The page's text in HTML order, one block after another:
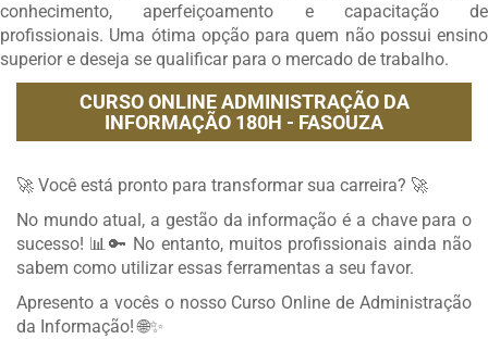
conhecimento, aperfeiçoamento e capacitação de
profissionais. Uma ótima opção para quem não possui ensino
superior e deseja se qualificar para o mercado de trabalho.
CURSO ONLINE ADMINISTRAÇÃO DA
INFORMAÇÃO 180H - FASOUZA
🚀 Você está pronto para transformar sua carreira? 🚀
No mundo atual, a gestão da informação é a chave para o
sucesso! 📊🔑 No entanto, muitos profissionais ainda não
sabem como utilizar essas ferramentas a seu favor.
Apresento a vocês o nosso Curso Online de Administração
da Informação! 🌐✨